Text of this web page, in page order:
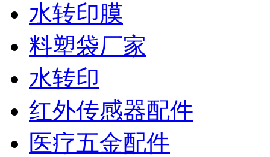
水转印膜
料塑袋厂家
水转印
红外传感器配件
医疗五金配件